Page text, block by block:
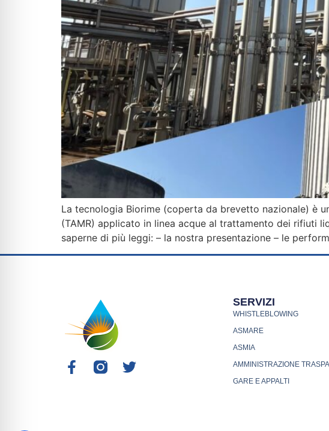
La tecnologia Biorime (coperta da brevetto nazionale) è
(TAMR) applicato in linea acque al trattamento dei rifiuti
saperne di più leggi: – la nostra presentazione – le
SERVIZI
WHISTLEBLOWING
ASMARE
ASMIA
AMMINISTRAZIONE
GARE E APPALTI